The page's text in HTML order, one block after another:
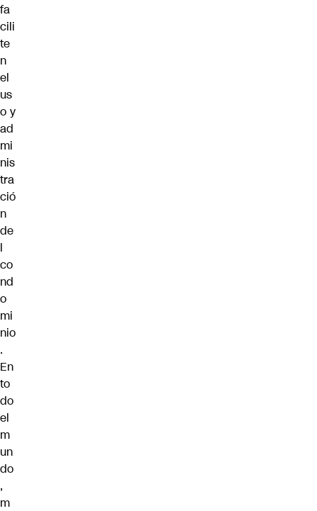
fa
cili
te
n
el
us
o y
ad
mi
nis
tra
ció
n
de
l
co
nd
o
mi
nio
.
En
to
do
el
m
un
do
,
m